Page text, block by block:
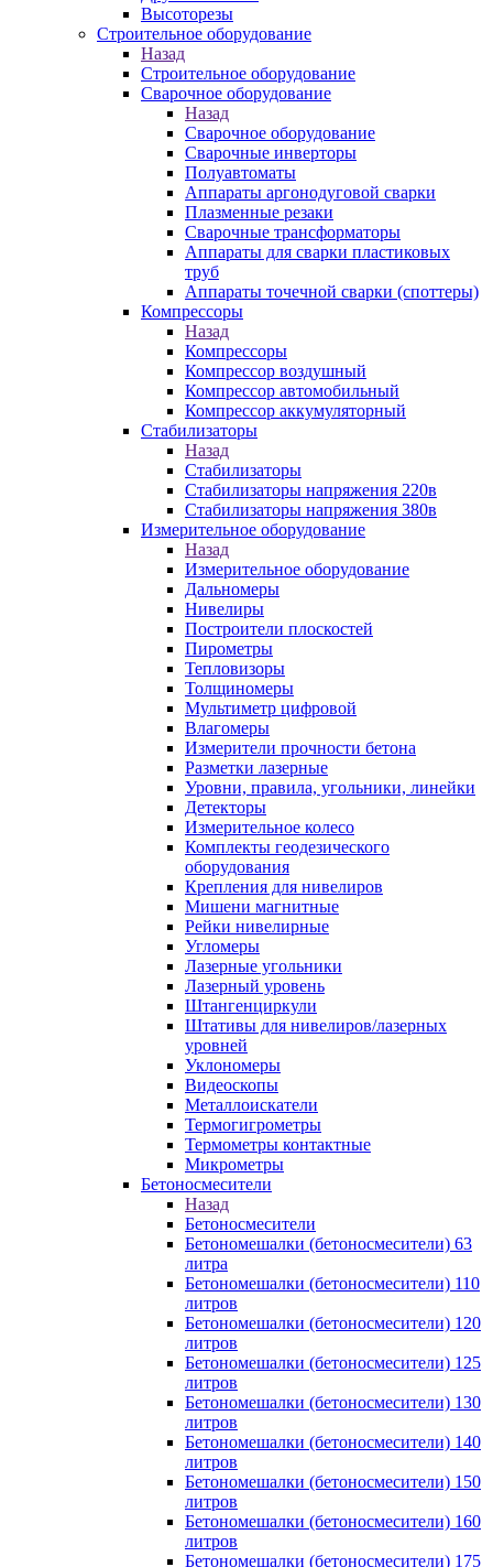
Высоторезы
Строительное оборудование
Назад
Строительное оборудование
Сварочное оборудование
Назад
Сварочное оборудование
Сварочные инверторы
Полуавтоматы
Аппараты аргонодуговой сварки
Плазменные резаки
Сварочные трансформаторы
Аппараты для сварки пластиковых
труб
Аппараты точечной сварки (споттеры)
Компрессоры
Назад
Компрессоры
Компрессор воздушный
Компрессор автомобильный
Компрессор аккумуляторный
Стабилизаторы
Назад
Стабилизаторы
Стабилизаторы напряжения 220в
Стабилизаторы напряжения 380в
Измерительное оборудование
Назад
Измерительное оборудование
Дальномеры
Нивелиры
Построители плоскостей
Пирометры
Тепловизоры
Толщиномеры
Мультиметр цифровой
Влагомеры
Измерители прочности бетона
Разметки лазерные
Уровни, правила, угольники, линейки
Детекторы
Измерительное колесо
Комплекты геодезического
оборудования
Крепления для нивелиров
Мишени магнитные
Рейки нивелирные
Угломеры
Лазерные угольники
Лазерный уровень
Штангенциркули
Штативы для нивелиров/лазерных
уровней
Уклономеры
Видеоскопы
Металлоискатели
Термогигрометры
Термометры контактные
Микрометры
Бетоносмесители
Назад
Бетоносмесители
Бетономешалки (бетоносмесители) 63
литра
Бетономешалки (бетоносмесители) 110
литров
Бетономешалки (бетоносмесители) 120
литров
Бетономешалки (бетоносмесители) 125
литров
Бетономешалки (бетоносмесители) 130
литров
Бетономешалки (бетоносмесители) 140
литров
Бетономешалки (бетоносмесители) 150
литров
Бетономешалки (бетоносмесители) 160
литров
Бетономешалки (бетоносмесители) 175